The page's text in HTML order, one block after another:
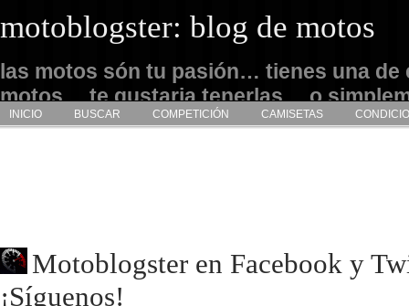
motoblogster: blog de motos
las motos són tu pasión… tienes una de
motos… te gustaria tenerlas… o
admirarlas… este es tu sitio
INICIO BUSCAR COMPETICIÓN CAMISETAS
Motoblogster en Facebook y
¡Síguenos!